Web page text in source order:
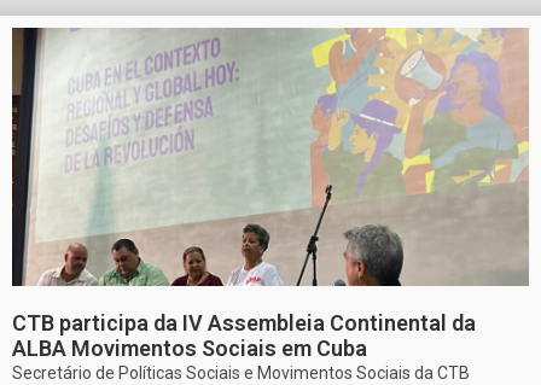
CTB participa da IV Assembleia Continental da
ALBA Movimentos Sociais em Cuba
Secretário de Políticas Sociais e Movimentos Sociais da CTB